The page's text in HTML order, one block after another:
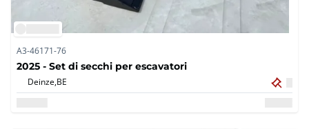
A3-46171-76
2025 - Set di secchi per escavatori
Deinze,BE